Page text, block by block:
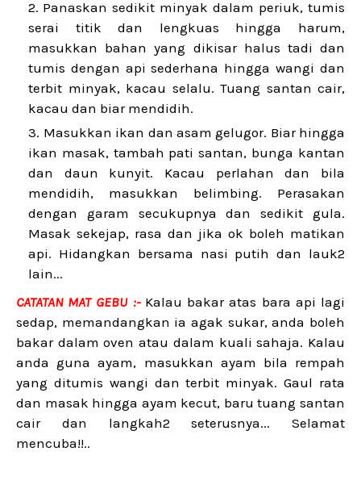
Panaskan sedikit minyak dalam periuk, tumis
serai titik dan lengkuas hingga harum,
masukkan bahan yang dikisar halus tadi dan
tumis dengan api sederhana hingga wangi dan
terbit minyak, kacau selalu. Tuang santan cair,
kacau dan biar mendidih.
Masukkan ikan dan asam gelugor. Biar hingga
ikan masak, tambah pati santan, bunga kantan
dan daun kunyit. Kacau perlahan dan bila
mendidih, masukkan belimbing. Perasakan
dengan garam secukupnya dan sedikit gula.
Masak sekejap, rasa dan jika ok boleh matikan
api. Hidangkan bersama nasi putih dan lauk2
lain...
CATATAN MAT GEBU :- Kalau bakar atas bara api lagi
sedap, memandangkan ia agak sukar, anda boleh
bakar dalam oven atau dalam kuali sahaja. Kalau
anda guna ayam, masukkan ayam bila rempah
yang ditumis wangi dan terbit minyak. Gaul rata
dan masak hingga ayam kecut, baru tuang santan
cair dan langkah2 seterusnya... Selamat
mencuba!!..